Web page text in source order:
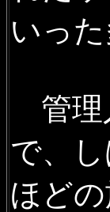
線
を追
いっ
管理
で、
ほど